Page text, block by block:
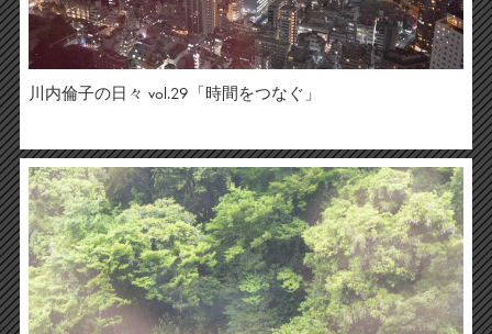
川内倫子の日々 vol.29「時間をつなぐ」